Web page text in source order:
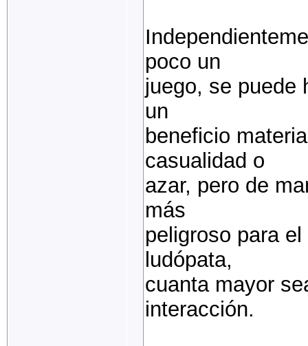
poco un
juego, se puede
un
beneficio
casualidad o
azar, pero de
más
peligroso para
ludópata,
cuanta mayor
interacción.